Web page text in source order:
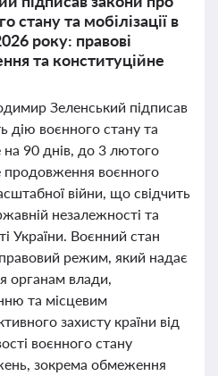
стану та мобілізації в
року: правові
та конституційне
Зеленський підписав
дію воєнного стану та
на 90 днів, до 3 лютого
воєнного
війни, що свідчить
незалежності та
України. Воєнний стан
режим, який надає
органам влади,
та місцевим
захисту країни від
воєнного стану
зокрема обмеження